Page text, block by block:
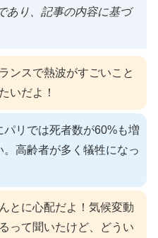
あり、記事の内容に基づ
ンスで熱波がすごいこと
いだよ！
パリでは死者数が60%も増
。高齢者が多く犠牲になっ
とに心配だよ！気候変動
って聞いたけど、どうい